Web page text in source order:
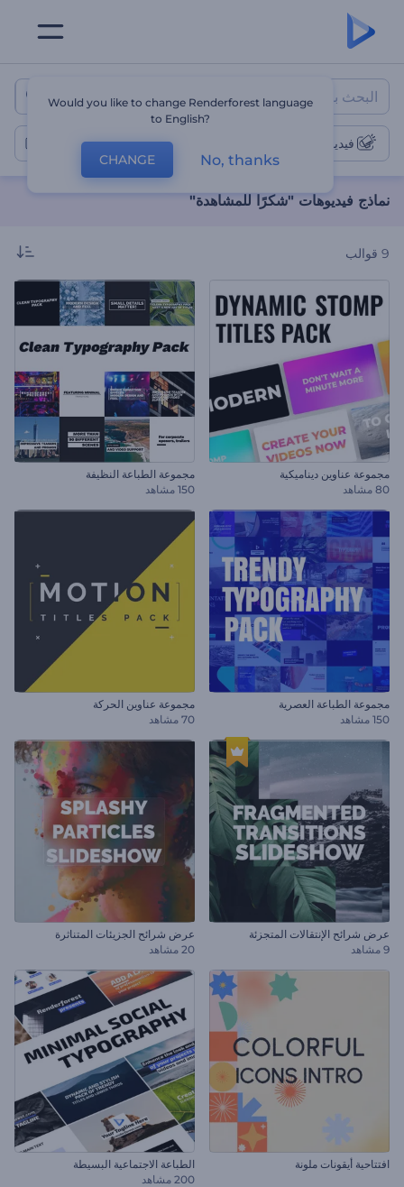
نماذج فيديوهات "شكرًا
فيديوهات "شكرًا للمشاهدة"
نماذج فيديوهات "شكرًا للمشاهدة"
9 قوالب
مجموعة عناوين ديناميكية
80 مشاهد
مجموعة الطباعة النظيفة
150 مشاهد
مجموعة الطباعة العصرية
150 مشاهد
مجموعة عناوين الحركة
70 مشاهد
عرض شرائح الإنتقالات المتجزئة
9 مشاهد
عرض شرائح الجزيئات المتناثرة
20 مشاهد
افتتاحية أيقونات ملونة
الطباعة الاجتماعية البسيطة
200 مشاهد
Would you like to change Renderforest language
to English?
CHANGE No, thanks